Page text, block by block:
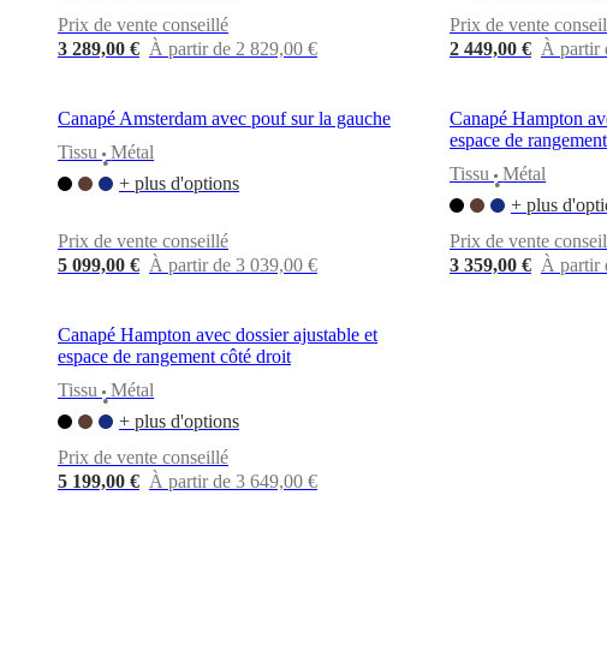
Prix de vente conseillé
3 289,00 € À partir de 2 829,00 €
Prix de vente
2 449,00 € À partir
Canapé Amsterdam avec pouf sur la gauche
Tissu
•
Métal
+ plus d'options
Prix de vente conseillé
5 099,00 € À partir de 3 039,00 €
Canapé Hampton
espace de
Tissu
•
Métal
+ plus
Prix de vente
3 359,00 € À partir
Canapé Hampton avec dossier ajustable et
espace de rangement côté droit
Tissu
•
Métal
+ plus d'options
Prix de vente conseillé
5 199,00 € À partir de 3 649,00 €